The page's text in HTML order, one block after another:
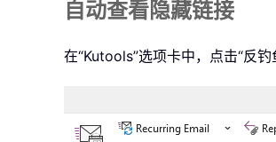
自动查看隐藏链接
在“Kutools”选项卡中，点击“反